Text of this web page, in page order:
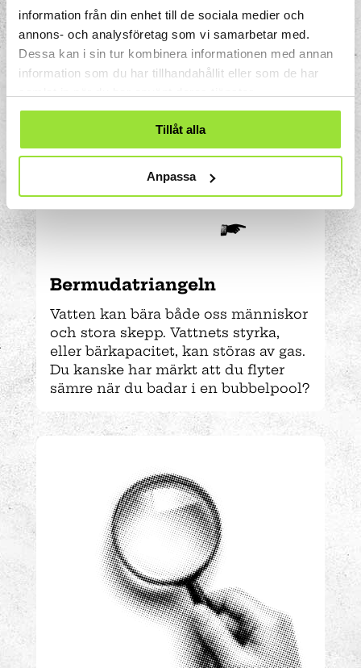
information från din enhet till de sociala medier och
annons- och analysföretag som vi samarbetar med.
Dessa kan i sin tur kombinera informationen med annan
information som du har tillhandahållit eller som de har
Tillåt alla
Anpassa
Bermuda­triangeln
Vattenavdelningen
FYSIK VATTEN PLAN 2
Vatten kan bära både oss människor
och stora skepp. Vattnets styrka,
eller bärkapacitet, kan störas av gas.
Du kanske har märkt att du flyter
sämre när du badar i en bubbelpool?